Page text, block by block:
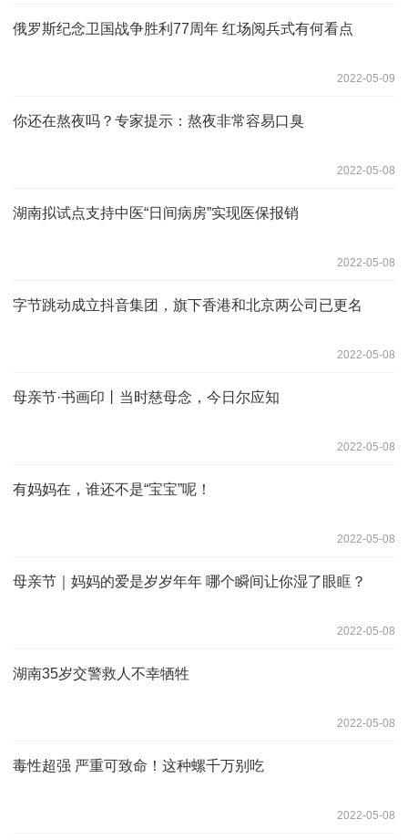
俄罗斯纪念卫国战争胜利77周年 红场阅兵式有何看点
2022-05-09
你还在熬夜吗？专家提示：熬夜非常容易口臭
2022-05-08
湖南拟试点支持中医“日间病房”实现医保报销
2022-05-08
字节跳动成立抖音集团，旗下香港和北京两公司已更名
2022-05-08
母亲节·书画印丨当时慈母念，今日尔应知
2022-05-08
有妈妈在，谁还不是“宝宝”呢！
2022-05-08
母亲节｜妈妈的爱是岁岁年年 哪个瞬间让你湿了眼眶？
2022-05-08
湖南35岁交警救人不幸牺牲
2022-05-08
毒性超强 严重可致命！这种螺千万别吃
2022-05-08